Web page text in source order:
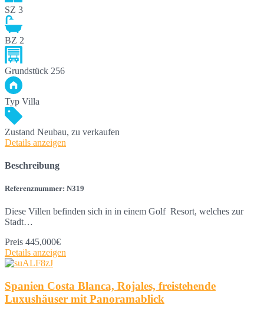
SZ 3
BZ 2
Grundstück 256
Typ Villa
Zustand Neubau, zu verkaufen
Details anzeigen
Beschreibung
Referenznummer: N319
Diese Villen befinden sich in in einem Golf Resort, welches zur
Stadt…
Preis 445,000€
Details anzeigen
Spanien Costa Blanca, Rojales, freistehende
Luxushäuser mit Panoramablick